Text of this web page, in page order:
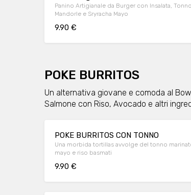
Panino Artigianale da Burger con Insalata,
Mandorle e Sryracha Mayo
9.90 €
POKE BURRITOS
Un alternativa giovane e comoda al
Salmone con Riso, Avocado e altri
POKE BURRITOS CON TONNO
Una morbida tortillas avvolge del tonno marinato con avocado, cappuccio rosso, peperone, edamame, sryracha
mayo e riso basmati
9.90 €